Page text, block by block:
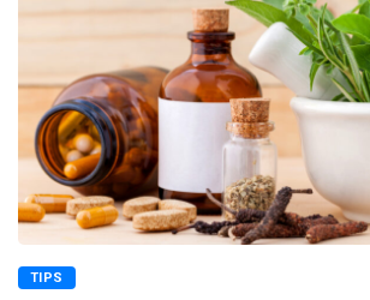
TIPS